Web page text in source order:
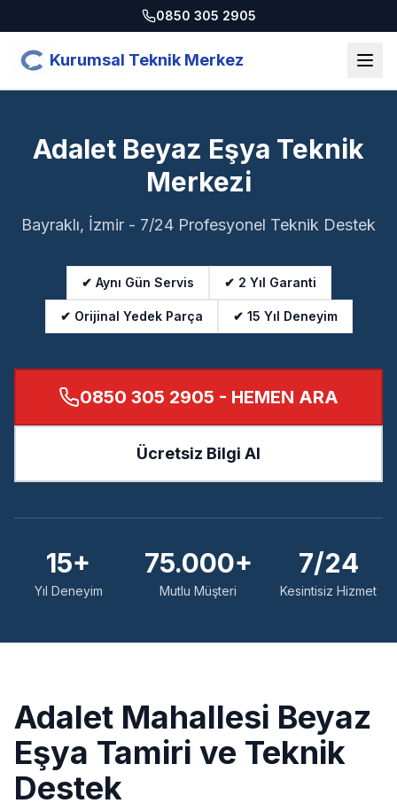
0850 305 2905
Kurumsal Teknik Merkez
Adalet Beyaz Eşya Teknik
Merkezi
Bayraklı, İzmir - 7/24 Profesyonel Teknik Destek
✔ Aynı Gün Servis ✔ 2 Yıl Garanti
✔ Orijinal Yedek Parça ✔ 15 Yıl Deneyim
0850 305 2905 - HEMEN ARA
Ücretsiz Bilgi Al
15+
Yıl Deneyim
75.000+
Mutlu Müşteri
7/24
Kesintisiz Hizmet
Adalet Mahallesi Beyaz
Eşya Tamiri ve Teknik
Destek